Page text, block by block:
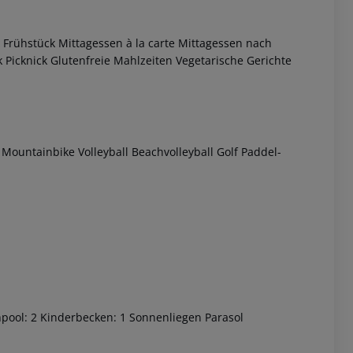
Mittagessen à la carte Mittagessen nach
Glutenfreie Mahlzeiten Vegetarische Gerichte
Volleyball Beachvolleyball Golf Paddel-
2 Kinderbecken: 1 Sonnenliegen Parasol